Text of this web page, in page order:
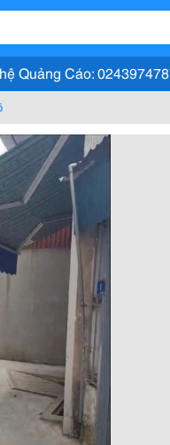
Quảng Cáo: